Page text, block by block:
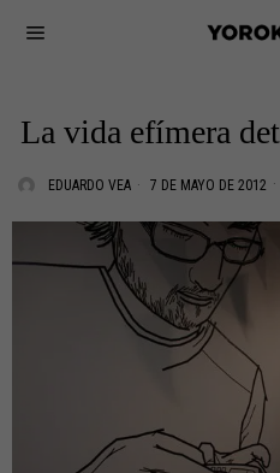
La vida efímera
EDUARDO VEA 7 DE MAYO DE 2012